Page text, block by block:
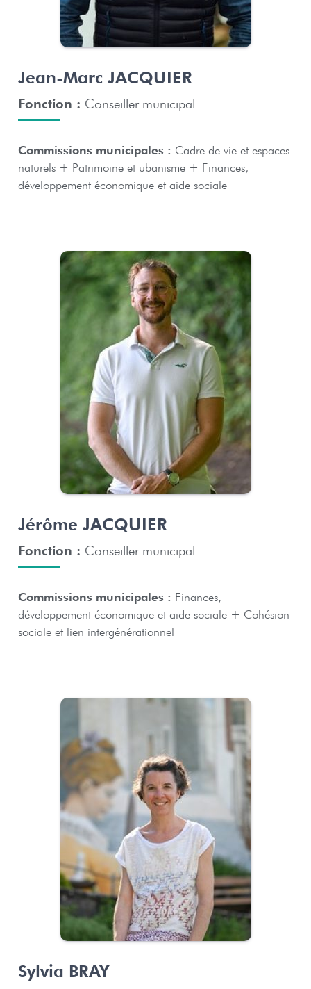
Jean-Marc JACQUIER
Fonction : Conseiller municipal
Commissions municipales : Cadre de vie et espaces
naturels + Patrimoine et ubanisme + Finances,
développement économique et aide sociale
Jérôme JACQUIER
Fonction : Conseiller municipal
Commissions municipales : Finances,
développement économique et aide sociale + Cohésion
sociale et lien intergénérationnel
Sylvia BRAY